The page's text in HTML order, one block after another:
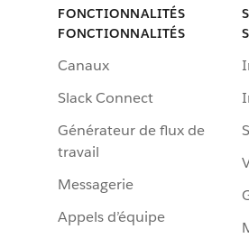
FONCTIONNALITÉS
FONCTIONNALITÉS
Canaux
Slack Connect
Générateur de flux de
travail
Messagerie
Appels d’équipe